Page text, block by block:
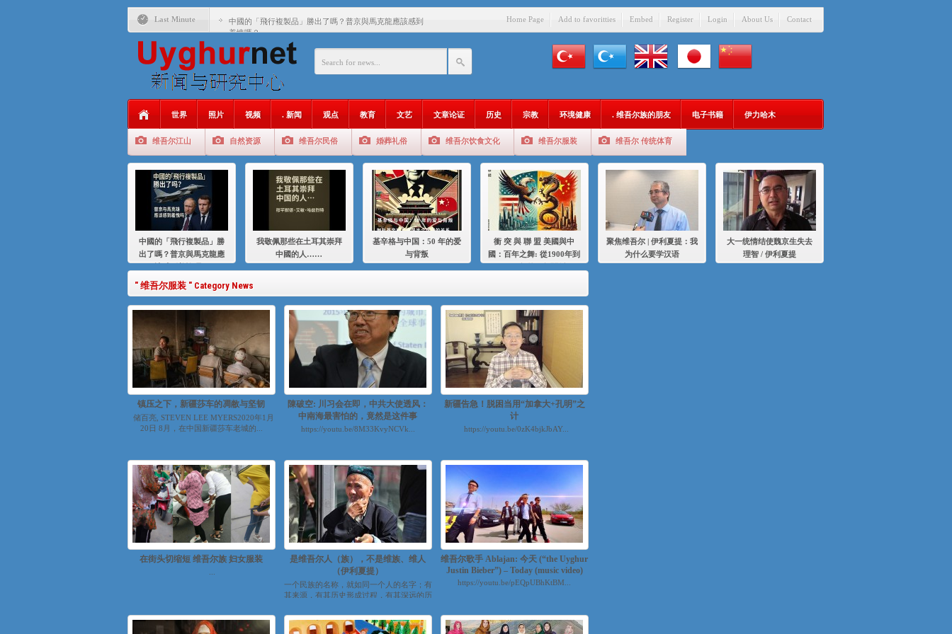
Last Minute 中國的「飛行複製品」勝出了嗎？普京與馬克龍應該感到
羞愧嗎？
我敬佩那些在土耳其崇拜中國的人……
聚焦维吾尔 | 伊利夏提：我为什么要学汉语
大一统情结使魏京生失去理智 / 伊利夏提
伊利夏提：在自责与内疚中的挣扎
伊利夏提：消失在集中营的红衣女孩
伊利夏提：满目苍夷2020，难见彼岸2021
Home Page Add to favoritties Embed Register Login About Us Contact
世界 照片 视频 . 新闻 观点 教育 文艺 文章论证 历史 宗教 环境健康 . 维吾尔族的朋友 电子书籍 伊力哈木
维吾尔江山 自然资源 维吾尔民俗 婚葬礼俗 维吾尔饮食文化 维吾尔服装 维吾尔 传统体育
中國的「飛行複製品」勝
出了嗎？普京與馬克龍應
我敬佩那些在土耳其崇拜
中國的人……
基辛格与中国：50 年的爱
与背叛
衝 突 與 聯 盟 美國與中
國：百年之舞: 從1900年到
聚焦维吾尔 | 伊利夏提：我
为什么要学汉语
大一统情结使魏京生失去
理智 / 伊利夏提
" 维吾尔服装 " Category News
镇压之下，新疆莎车的凋敝与坚韧
储百亮, STEVEN LEE MYERS2020年1月
20日 8月，在中国新疆莎车老城的...
陳破空: 川习会在即，中共大使透风：
中南海最害怕的，竟然是这件事
https://youtu.be/8M33KvyNCVk...
新疆告急！脱困当用“加拿大+孔明”之
计
https://youtu.be/0zK4bjkJbAY...
在街头切缩短 维吾尔族 妇女服装
是维吾尔人（族），不是维族、维人
（伊利夏提）
一个民族的名称，就如同一个人的名字；有
其来源，有其历史形成过程，有其深远的历
维吾尔歌手 Ablajan: 今天 (“the Uyghur
Justin Bieber”) – Today (music video)
https://youtu.be/pEQpUBhKtBM...